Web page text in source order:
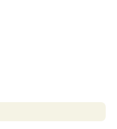
者，所以傳道、授業、解
但是有什麼「惑」要解，
生會不會問問題（有沒有
惑」），就可以知道這學
」，也正是一個好老師的
要他們多面性的知道，特
只有一個經過思想的「知